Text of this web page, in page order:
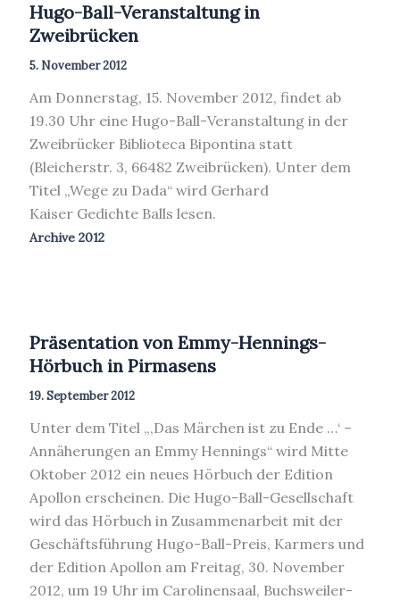
Hugo-Ball-Veranstaltung in
Zweibrücken
5. November 2012
Am Donnerstag, 15. November 2012, findet ab
19.30 Uhr eine Hugo-Ball-Veranstaltung in der
Zweibrücker Biblioteca Bipontina statt
(Bleicherstr. 3, 66482 Zweibrücken). Unter dem
Titel „Wege zu Dada“ wird Gerhard
Kaiser Gedichte Balls lesen.
Archive 2012
Präsentation von Emmy-Hennings-
Hörbuch in Pirmasens
19. September 2012
Unter dem Titel „‚Das Märchen ist zu Ende …‘ –
Annäherungen an Emmy Hennings“ wird Mitte
Oktober 2012 ein neues Hörbuch der Edition
Apollon erscheinen. Die Hugo-Ball-Gesellschaft
wird das Hörbuch in Zusammenarbeit mit der
Geschäftsführung Hugo-Ball-Preis, Karmers und
der Edition Apollon am Freitag, 30. November
2012, um 19 Uhr im Carolinensaal, Buchsweiler-